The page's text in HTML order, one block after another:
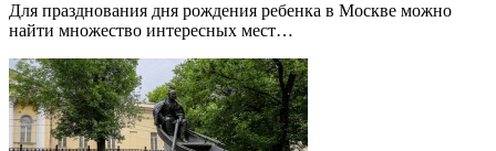
Для празднования дня рождения ребенка в Москве можно
найти множество интересных мест…